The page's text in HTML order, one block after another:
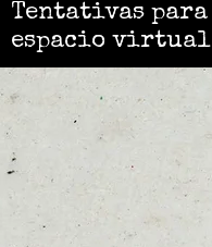
Tentativas
espacio virtual